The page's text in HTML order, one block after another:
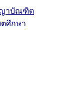
ญาบัณฑิต
ศึกษา